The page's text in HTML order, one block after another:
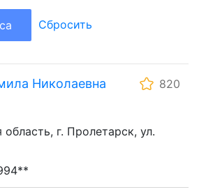
Сбросить
Николаевна
820
г. Пролетарск, ул.